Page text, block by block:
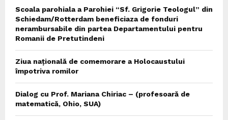
Scoala parohiala a Parohiei “Sf. Grigorie Teologul” din
Schiedam/Rotterdam beneficiaza de fonduri
nerambursabile din partea Departamentului pentru
Romanii de Pretutindeni
Ziua națională de comemorare a Holocaustului
împotriva romilor
Dialog cu Prof. Mariana Chiriac – (profesoară de
matematică, Ohio, SUA)